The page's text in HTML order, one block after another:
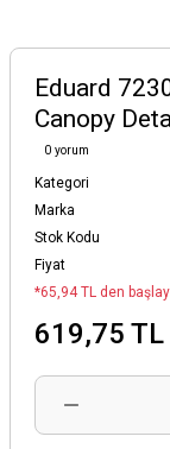
Eduard
Canopy
0 yorum
Kategori
Marka
Stok Kodu
Fiyat
*65,94 TL den
619,75 TL